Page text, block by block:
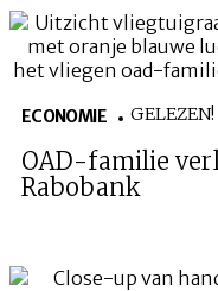
ECONOMIE GELEZEN!
OAD-familie
Rabobank